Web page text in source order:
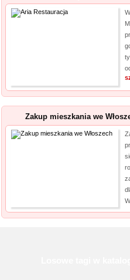
Zakup mieszkania we